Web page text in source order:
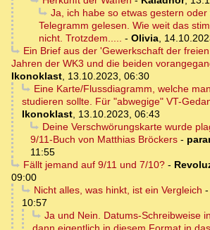
Ja, ich habe so etwas gestern
Telegramm gelesen. Wie weit das
nicht. Trotzdem..... - Olivia,
Ein Brief aus der 'Gewerkschaft der
Jahren der WK3 und die beiden
Ikonoklast, 13.10.2023, 06:30
Eine Karte/Flussdiagramm, welche
studieren sollte. Für "abwegige" VT-
Ikonoklast, 13.10.2023, 06:43
Deine Verschwörungskarte wurde
9/11-Buch von Matthias Bröckers -
11:55
Fällt jemand auf 9/11 und 7/10?-
09:00
Nicht alles, was hinkt, ist ein Vergleich -
10:57
Ja und Nein. Datums-Schreibweise